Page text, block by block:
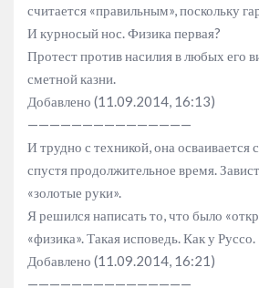
считается «правильным», поскольку
И курносый нос. Физика первая?
Протест против насилия в любых его
сметной казни.
Добавлено (11.09.2014, 16:13)
———————————————
И трудно с техникой, она
спустя продолжительное время.
«золотые руки».
Я решился написать то, что было
«физика». Такая исповедь. Как у Руссо.
Добавлено (11.09.2014, 16:21)
———————————————